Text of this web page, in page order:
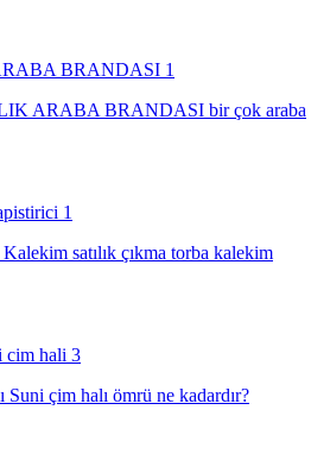
ARABA BRANDASI bir çok araba
satılık çıkma torba kalekim
Suni çim halı ömrü ne kadardır?